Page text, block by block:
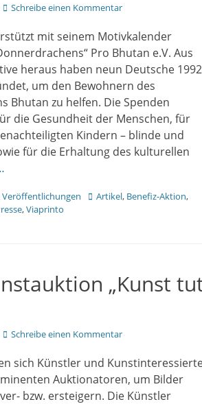
Schreibe einen Kommentar
mit seinem Motivkalender
Pro Bhutan e.V. Aus
heraus haben neun Deutsche 1992
um den Bewohnern des
Bhutan zu helfen. Die Spenden
die Gesundheit der Menschen, für
Kindern – blinde und
für die Erhaltung des kulturellen
Veröffentlichungen TagsArtikel, Benefiz-Aktion,
,Viaprinto
„Kunst
Schreibe einen Kommentar
sich Künstler und
Auktionatoren, um Bilder
bzw. ersteigern. Die Künstler